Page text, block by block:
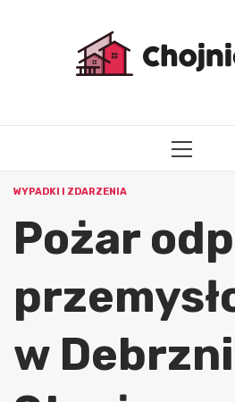
MENU
WYPADKI I ZDARZENIA
Pożar
w